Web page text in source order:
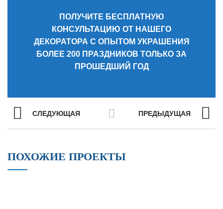
ПОЛУЧИТЕ БЕСПЛАТНУЮ
КОНСУЛЬТАЦИЮ ОТ НАШЕГО
ДЕКОРАТОРА С ОПЫТОМ УКРАШЕНИЯ
БОЛЕЕ 200 ПРАЗДНИКОВ ТОЛЬКО ЗА
ПРОШЕДШИЙ ГОД
СЛЕДУЮЩАЯ ПРЕДЫДУЩАЯ
ПОХОЖИЕ ПРОЕКТЫ